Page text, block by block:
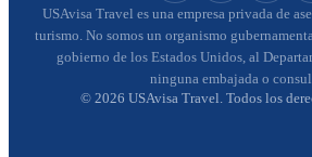
USAvisa Travel es una empresa privada de
turismo. No somos un organismo
gobierno de los Estados Unidos, al
ninguna embajada o
© 2026 USAvisa Travel. Todos los